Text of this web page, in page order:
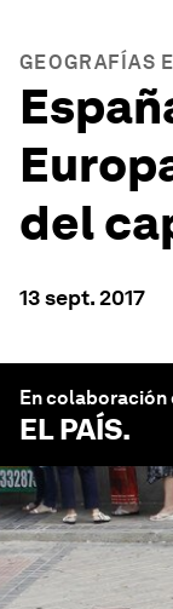
GEOGRAFÍAS
del
13 sept. 2017
En colaboración
EL PAÍS.